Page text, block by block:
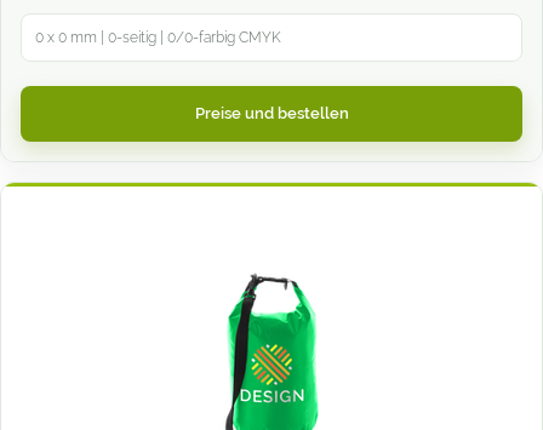
0 x 0 mm | 0-seitig | 0/0-farbig CMYK
Preise und bestellen